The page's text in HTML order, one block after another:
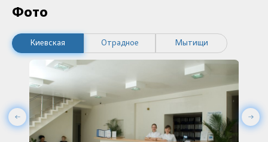
Фото
Киевская Отрадное Мытищи